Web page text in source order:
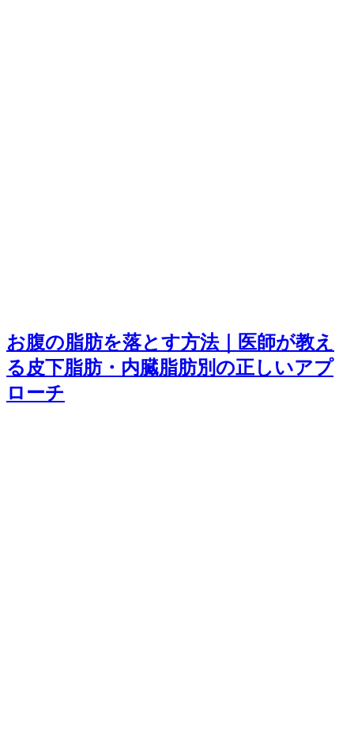
お腹の脂肪を落とす方法｜医師が教え
る皮下脂肪・内臓脂肪別の正しいアプ
ローチ